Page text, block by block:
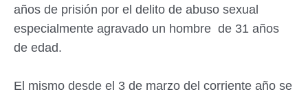
años de prisión por el delito de abuso sexual
especialmente agravado un hombre de 31 años
de edad.
El mismo desde el 3 de marzo del corriente año se